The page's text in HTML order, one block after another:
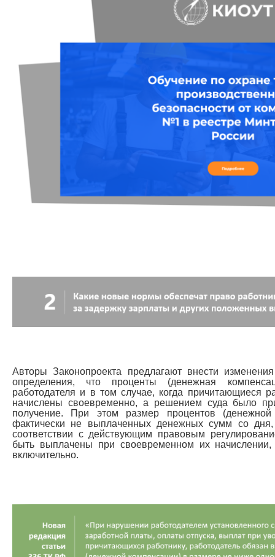
Авторы Законопроекта предлагают внести
определения, что проценты (денежная
работодателя и в том случае, когда причитающиеся
начислены своевременно, а решением суда было
получение. При этом размер процентов (денежной
фактически не выплаченных денежных сумм со
соответствии с действующим правовым
быть выплачены при своевременном их начислении,
включительно.